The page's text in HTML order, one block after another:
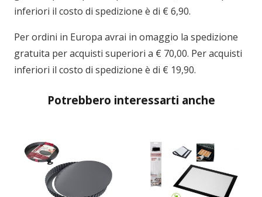
inferiori il costo di spedizione è di € 6,90.
Per ordini in Europa avrai in omaggio la spedizione
gratuita per acquisti superiori a € 70,00. Per acquisti
inferiori il costo di spedizione è di € 19,90.
Potrebbero interessarti anche